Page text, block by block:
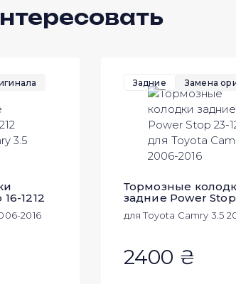
1212
2016
Задние Замена
Тормозные
задние Power Stop
для Toyota Camry 3.5
2400 ₴